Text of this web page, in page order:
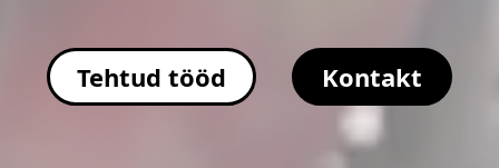
Tehtud tööd Kontakt